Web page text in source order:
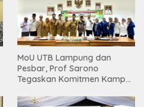
MoU UTB Lampung dan
Pesbar, Prof Sarono
Tegaskan Komitmen Kampus
Masyarakat